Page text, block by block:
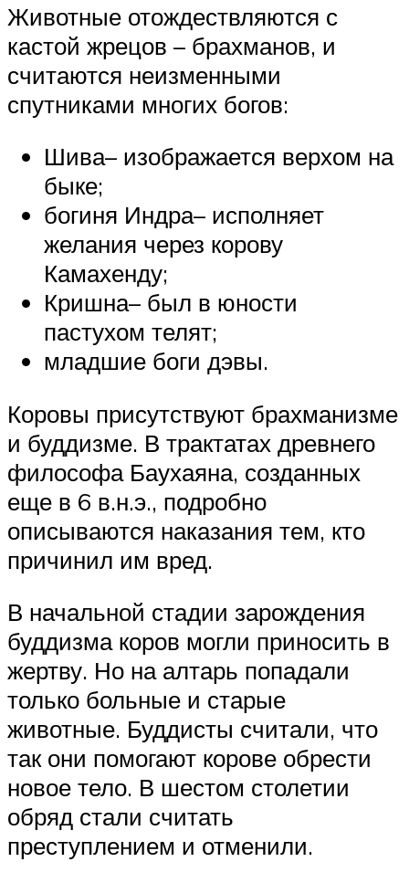
Животные отождествляются с
кастой жрецов – брахманов, и
считаются неизменными
спутниками многих богов:
Шива– изображается верхом на
быке;
богиня Индра– исполняет
желания через корову
Камахенду;
Кришна– был в юности
пастухом телят;
младшие боги дэвы.
Коровы присутствуют брахманизме
и буддизме. В трактатах древнего
философа Баухаяна, созданных
еще в 6 в.н.э., подробно
описываются наказания тем, кто
причинил им вред.
В начальной стадии зарождения
буддизма коров могли приносить в
жертву. Но на алтарь попадали
только больные и старые
животные. Буддисты считали, что
так они помогают корове обрести
новое тело. В шестом столетии
обряд стали считать
преступлением и отменили.